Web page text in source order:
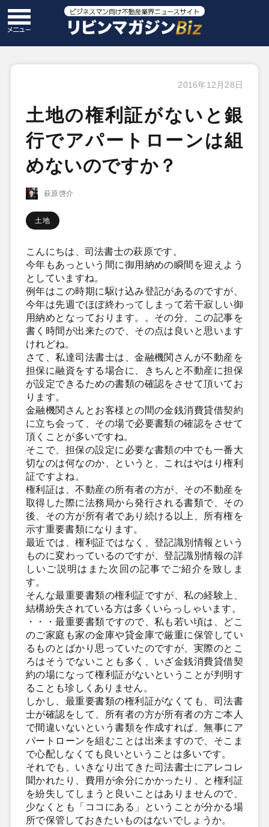
2016年12月28日
土地の権利証がないと銀
行でアパートローンは組
めないのですか？
萩原啓介
土地
こんにちは、司法書士の萩原です。
今年もあっという間に御用納めの瞬間を迎えよう
としていますね。
例年はこの時期に駆け込み登記があるのですが、
今年は先週でほぼ終わってしまって若干寂しい御
用納めとなっております。。その分、この記事を
書く時間が出来たので、その点は良いと思います
けれどね。
さて、私達司法書士は、金融機関さんが不動産を
担保に融資をする場合に、きちんと不動産に担保
が設定できるための書類の確認をさせて頂いてお
ります。
金融機関さんとお客様との間の金銭消費貸借契約
に立ち会って、その場で必要書類の確認をさせて
頂くことが多いですね。
そこで、担保の設定に必要な書類の中でも一番大
切なのは何なのか、というと、これはやはり権利
証ですよね。
権利証は、不動産の所有者の方が、その不動産を
取得した際に法務局から発行される書類で、その
後、その方が所有者であり続ける以上、所有権を
示す重要書類になります。
最近では、権利証ではなく、登記識別情報という
ものに変わっているのですが、登記識別情報の詳
しいご説明はまた次回の記事でご紹介を致しま
す。
そんな最重要書類の権利証ですが、私の経験上、
結構紛失されている方は多くいらっしゃいます。
・・・最重要書類ですので、私も若い頃は、どこ
のご家庭も家の金庫や貸金庫で厳重に保管してい
るものとばかり思っていたのですが、実際のとこ
ろはそうでないことも多く、いざ金銭消費貸借契
約の場になって権利証がないということが判明す
ることも珍しくありません。
しかし、最重要書類の権利証がなくても、司法書
士が確認をして、所有者の方が所有者の方ご本人
で間違いないという書類を作成すれば、無事にア
パートローンを組むことは出来ますので、そこま
で心配しなくても良いということは多いです。
それでも、いきなり出てきた司法書士にアレコレ
聞かれたり、費用が余分にかかったり、と権利証
を紛失してしまうと良いことはありませんので、
少なくとも「ココにある」ということが分かる場
所で保管しておきたいものはないでしょうか。